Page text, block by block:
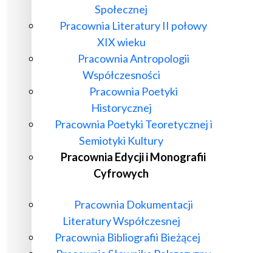
Społecznej
Pracownia Literatury II połowy
XIX wieku
Pracownia Antropologii
Współczesności
Pracownia Poetyki
Historycznej
Pracownia Poetyki Teoretycznej i
Semiotyki Kultury
Pracownia Edycji i Monografii
Cyfrowych
Pracownia Dokumentacji
Literatury Współczesnej
Pracownia Bibliografii Bieżącej